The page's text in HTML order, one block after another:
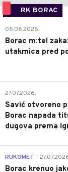
RK BORAC
05.08.2026.
Borac m:tel
utakmica pred
27.07.2026.
Savić otvoreno
Borac napada
dugova prema
RUKOMET
Borac krenuo